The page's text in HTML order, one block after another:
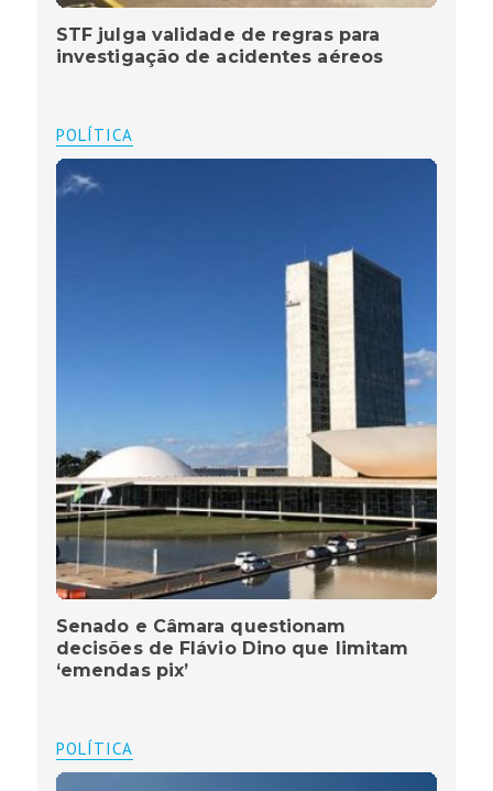
STF julga validade de regras para
investigação de acidentes aéreos
POLÍTICA
Senado e Câmara questionam
decisões de Flávio Dino que limitam
‘emendas pix’
POLÍTICA